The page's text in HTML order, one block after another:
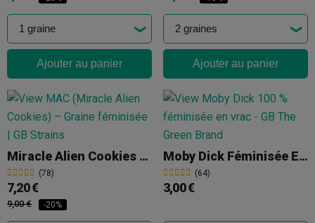
Ajouter au panier Ajouter au panier
Miracle Alien Cookies (MAC)
(78)
7,20 €
9,00 € -20%
Moby Dick Féminisée En Vrac
(64)
3,00 €